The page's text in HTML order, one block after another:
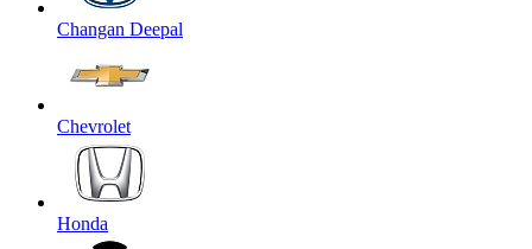
Changan Deepal
Chevrolet
Honda